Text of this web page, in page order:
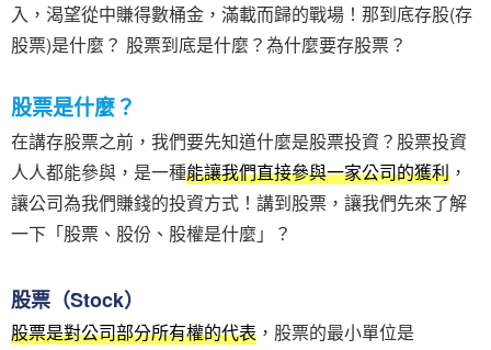
入，渴望從中賺得數桶金，滿載而歸的戰場！那到底存股(存
股票)是什麼？ 股票到底是什麼？為什麼要存股票？
股票是什麼？
在講存股票之前，我們要先知道什麼是股票投資？股票投資
人人都能參與，是一種能讓我們直接參與一家公司的獲利 ，
讓公司為我們賺錢的投資方式！講到股票，讓我們先來了解
一下「股票、股份、股權是什麼」？
股票（Stock）
股票是對公司部分所有權的代表 ，股票的最小單位是